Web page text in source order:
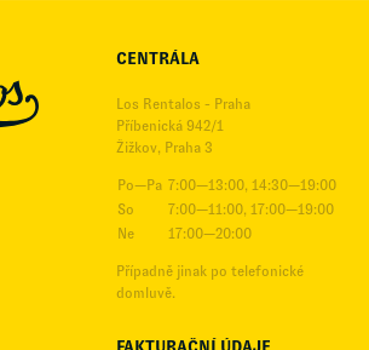
CENTRÁLA
Los Rentalos - Praha
Příbenická 942/1
Žižkov, Praha 3
Po—Pa 7:00—13:00, 14:30—19:00
So
7:00—11:00, 17:00—19:00
Ne
17:00—20:00
Případně jinak po telefonické
domluvě.